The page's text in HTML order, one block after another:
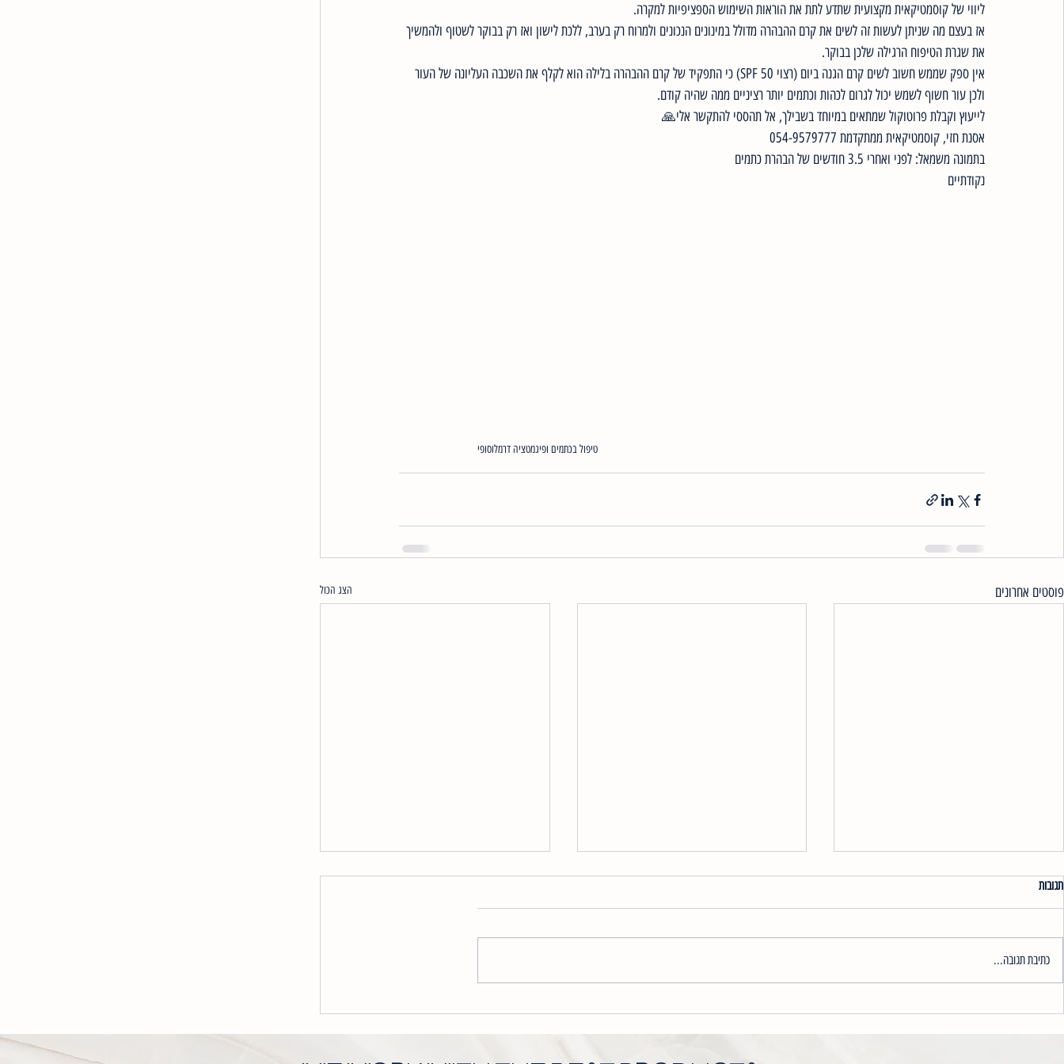
ליווי של קוסמטיקאית מקצועית שתדע לתת את הוראות השימוש הספציפיות למקרה.
אז בעצם מה שניתן לעשות זה לשים את קרם ההבהרה מדולל במינונים הנכונים ולמרוח רק בערב, ללכת לישון ואז רק בבוקר לשטוף ולהמשיך
את שגרת הטיפוח הרגילה שלכן בבוקר.
אין ספק שממש חשוב לשים קרם הגנה ביום (רצוי 50 SPF) כי התפקיד של קרם ההבהרה בלילה הוא לקלף את השכבה העליונה של העור
ולכן עור חשוף לשמש יכול לגרום לכהות וכתמים יותר רציניים ממה שהיה קודם.
לייעוץ וקבלת פרוטוקול שמתאים במיוחד בשבילך, אל תהססי להתקשר אלי🙏
אסנת חזי, קוסמטיקאית ממתקדמת 054-9579777
טיפול בכתמים ופיגמטציה דרמלוסופי
בתמונה משמאל: לפני ואחרי 3.5 חודשים של הבהרת כתמים
נקודתיים
פוסטים אחרונים הצג הכול
קרם הגנה מינרלי
תגובות
כתיבת תגובה...